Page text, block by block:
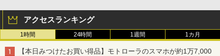
￥2,980
アクセスランキング
1時間 24時間 1週間 1カ月
【本日みつけたお買い得品】モトローラのスマホが約1万7,000